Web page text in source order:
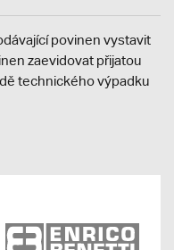
povinen vystavit
zaevidovat přijatou
technického výpadku